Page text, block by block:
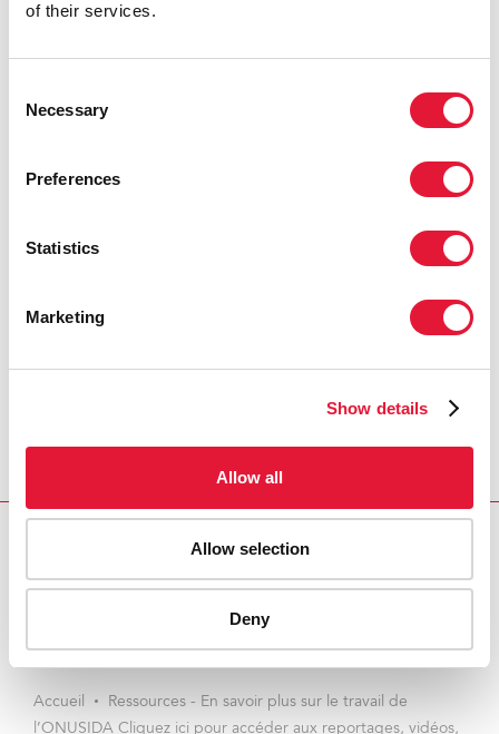
of their services.
Selection
Necessary
Preferences
Statistics
Marketing
Show details
Allow all
Allow selection
Deny
Accueil
Ressources - En savoir plus sur le travail de
l’ONUSIDA Cliquez ici pour accéder aux reportages, vidéos,